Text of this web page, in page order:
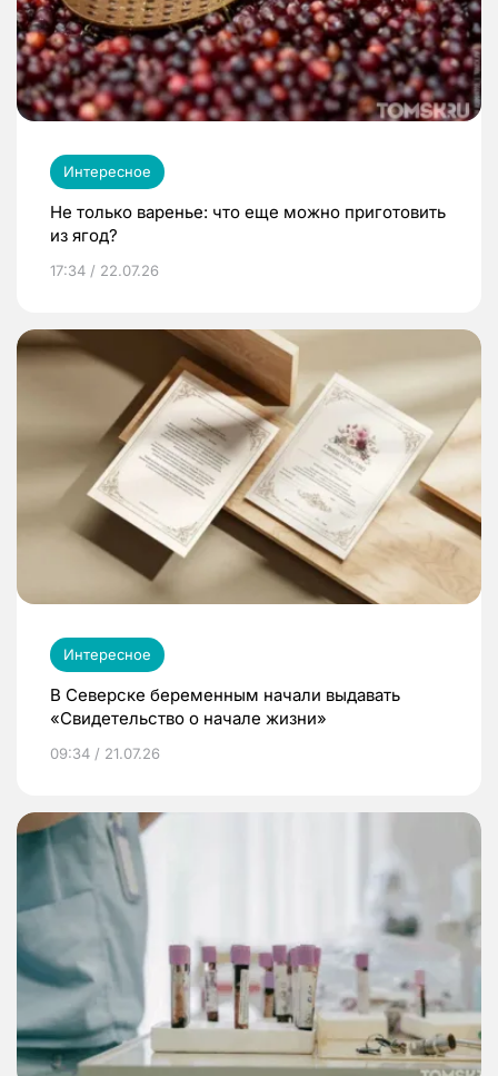
Интересное
Не только варенье: что еще можно приготовить
из ягод?
17:34 / 22.07.26
Интересное
В Северске беременным начали выдавать
«Свидетельство о начале жизни»
09:34 / 21.07.26